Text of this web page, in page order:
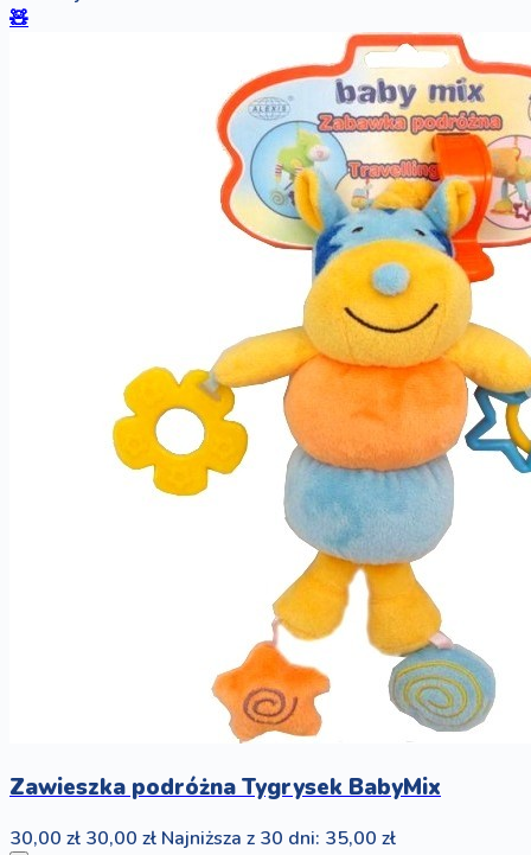
🧸
Zawieszka podróżna Tygrysek BabyMix
30,00 zł 30,00 zł Najniższa z 30 dni: 35,00 zł